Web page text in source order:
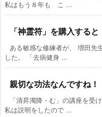
私はもう８年も こ ...
「神霊符」を購入すると
ある敏感な修練者が、 増田先
した。 「去病健身 ...
親切な功法なんですね！
「清昇濁降・む」の講座を
私は説明をしたので ...